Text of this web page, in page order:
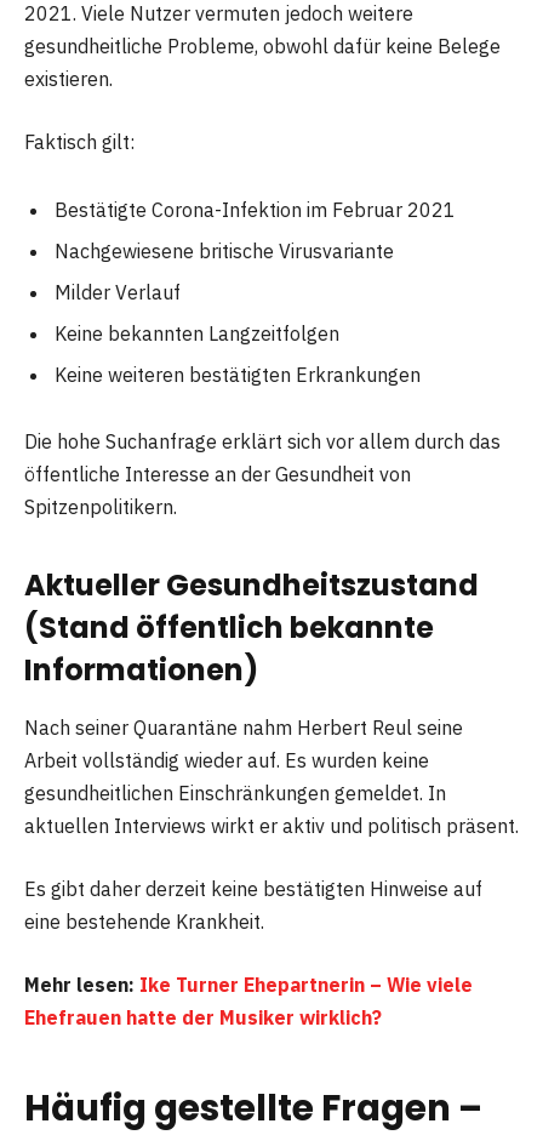
2021. Viele Nutzer vermuten jedoch weitere
gesundheitliche Probleme, obwohl dafür keine Belege
existieren.
Faktisch gilt:
Bestätigte Corona-Infektion im Februar 2021
Nachgewiesene britische Virusvariante
Milder Verlauf
Keine bekannten Langzeitfolgen
Keine weiteren bestätigten Erkrankungen
Die hohe Suchanfrage erklärt sich vor allem durch das
öffentliche Interesse an der Gesundheit von
Spitzenpolitikern.
Aktueller Gesundheitszustand
(Stand öffentlich bekannte
Informationen)
Nach seiner Quarantäne nahm Herbert Reul seine
Arbeit vollständig wieder auf. Es wurden keine
gesundheitlichen Einschränkungen gemeldet. In
aktuellen Interviews wirkt er aktiv und politisch präsent.
Es gibt daher derzeit keine bestätigten Hinweise auf
eine bestehende Krankheit.
Mehr lesen: Ike Turner Ehepartnerin – Wie viele
Ehefrauen hatte der Musiker wirklich?
Häufig gestellte Fragen –